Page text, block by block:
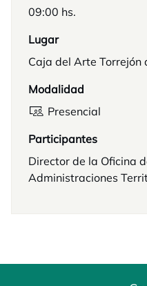
09:00 hs.
Lugar
Caja del Arte Torrejón
Modalidad
Presencial
Participantes
Director de la Oficina
Administraciones